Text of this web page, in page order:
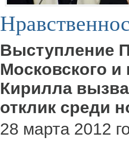
Выступление
Московского и
Кирилла
отклик среди
28 марта 2012